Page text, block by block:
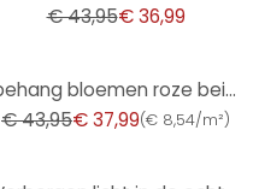
€ 43,95€ 36,99
behang bloemen roze beige - vliesbehang bloemen planten Livingwalls - mat en glad
€ 43,95€ 37,99(€ 8,54/m²)